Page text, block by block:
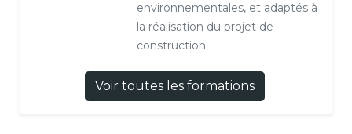
environnementales, et adaptés à
la réalisation du projet de
construction
Voir toutes les formations